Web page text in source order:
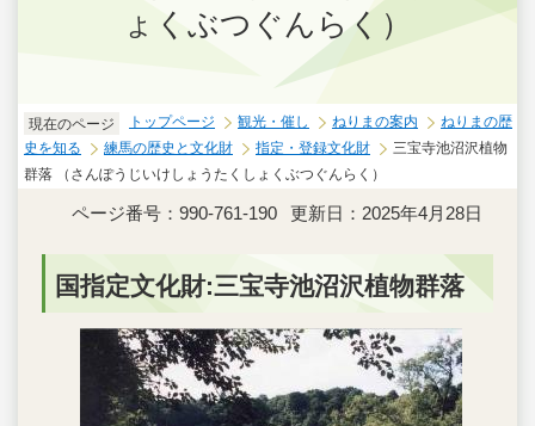
ょくぶつぐんらく）
現在のページ トップページ 観光・催し ねりまの案内
ねりまの歴
史を知る
練馬の歴史と文化財 指定・登録文化財
三宝寺池沼沢植物
群落 （さんぽうじいけしょうたくしょくぶつぐんらく）
ページ番号：990-761-190 更新日：2025年4月28日
国指定文化財:三宝寺池沼沢植物群落